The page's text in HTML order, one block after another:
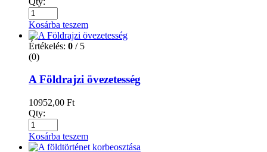
Kosárba teszem
Értékelés: 0 / 5
(0)
A Földrajzi övezetesség
10952,00 Ft
Qty:
Kosárba teszem